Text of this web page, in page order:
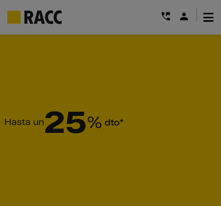
Hasta un25% dto*